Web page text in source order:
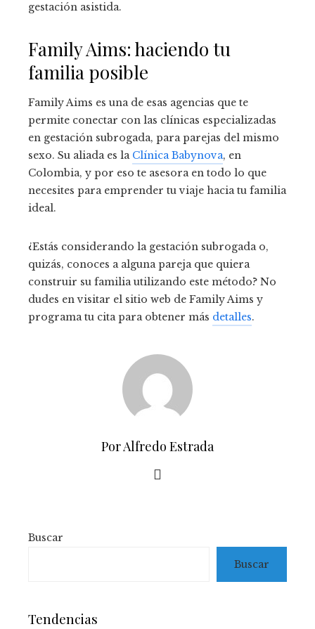
gestación asistida.
Family Aims: haciendo tu
familia posible
Family Aims es una de esas agencias que te
permite conectar con las clínicas especializadas
en gestación subrogada, para parejas del mismo
sexo. Su aliada es la Clínica Babynova, en
Colombia, y por eso te asesora en todo lo que
necesites para emprender tu viaje hacia tu familia
ideal.
¿Estás considerando la gestación subrogada o,
quizás, conoces a alguna pareja que quiera
construir su familia utilizando este método? No
dudes en visitar el sitio web de Family Aims y
programa tu cita para obtener más detalles.
Por Alfredo Estrada
Buscar
Buscar
Tendencias